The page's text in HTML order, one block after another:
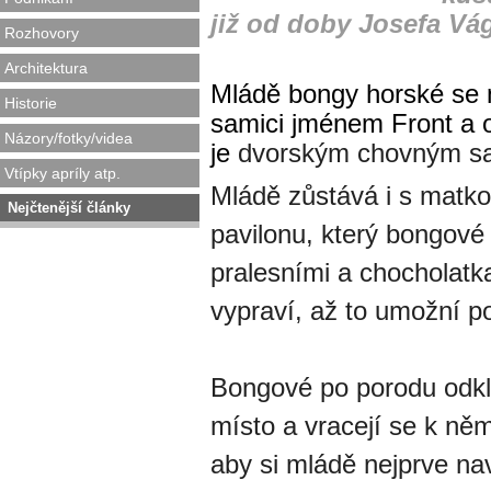
Rozhovory
Architektura
Historie
Názory/fotky/videa
Vtípky apríly atp.
Nejčtenější články
již od doby Josefa
Mládě bongy horské se
samici jménem Front a
je dvorským chovným
Mládě zůstává i s
pavilonu, který
pralesními a
vypraví, až to umožní
Bongové po porodu
místo a vracejí se k
aby si mládě nejprve